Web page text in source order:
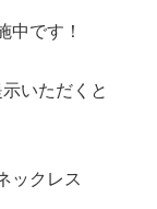
中です！
いただくと
ックレス